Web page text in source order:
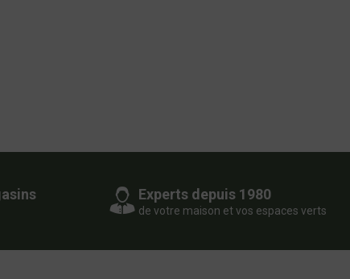
Experts depuis 1980
de votre maison et vos espaces verts